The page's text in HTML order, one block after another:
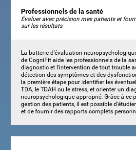
Professionnels de la santé
Évaluer avec précision mes patients et
sur les résultats
La batterie d'évaluation
de CogniFit aide les professionnels de la
diagnostic et l'intervention de tout trouble
détection des symptômes et des
la première étape pour identifier les
TDA, le TDAH ou le stress, et orienter un
neuropsychologique approprié. Grâce à ce
gestion des patients, il est possible
et de fournir des rapports complets